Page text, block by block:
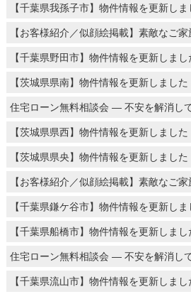
【千葉県我孫子市】物件情報を更新しま
【お客様紹介／似顔絵掲載】素敵なご
【千葉県野田市】物件情報を更新しまし
【茨城県県南】物件情報を更新しました
住宅ローン無料相談会 ― 不安を解消し
【茨城県県西】物件情報を更新しました
【茨城県県央】物件情報を更新しました
【お客様紹介／似顔絵掲載】素敵なご
【千葉県鎌ケ谷市】物件情報を更新しま
【千葉県船橋市】物件情報を更新しまし
住宅ローン無料相談会 ― 不安を解消し
【千葉県流山市】物件情報を更新しまし